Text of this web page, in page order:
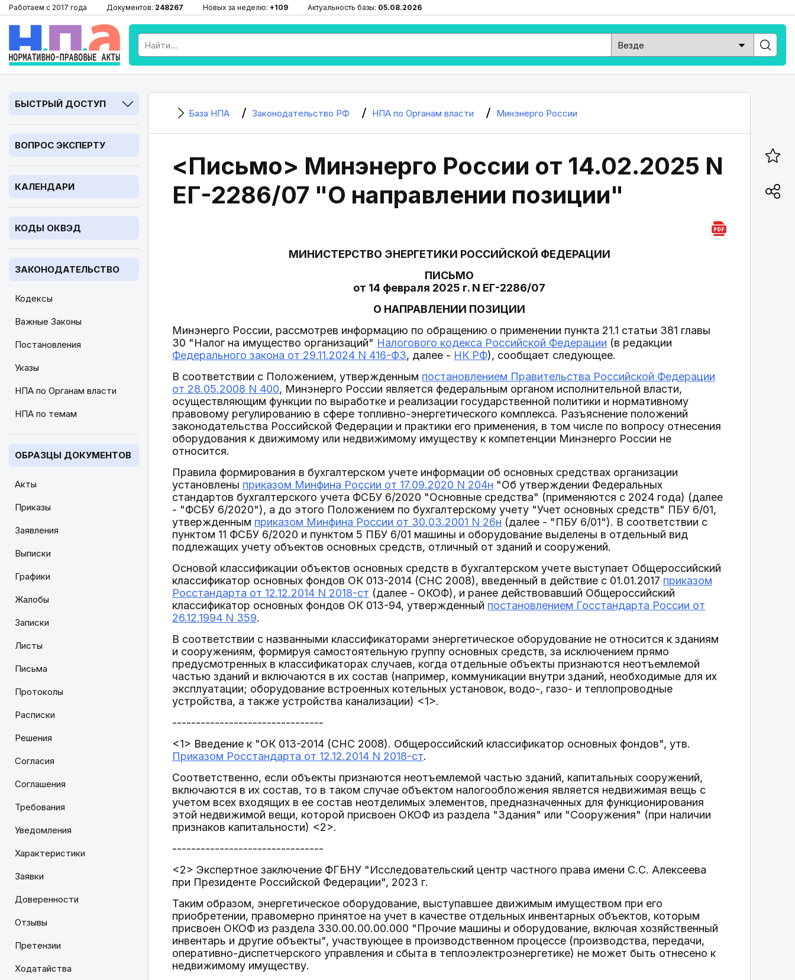
Работаем с 2017 года Документов: 248267 Новых за неделю: +109 Актуальность базы: 05.08.2026
БЫСТРЫЙ ДОСТУП
ВОПРОС ЭКСПЕРТУ
КАЛЕНДАРИ
КОДЫ ОКВЭД
ЗАКОНОДАТЕЛЬСТВО
Кодексы
Важные Законы
Постановления
Указы
НПА по Органам власти
НПА по темам
ОБРАЗЦЫ ДОКУМЕНТОВ
Акты
Приказы
Заявления
Выписки
Графики
Жалобы
Записки
Листы
Письма
Протоколы
Расписки
Решения
Согласия
Соглашения
Требования
Уведомления
Характеристики
Заявки
Доверенности
Отзывы
Претензии
Ходатайства
База НПА Законодательство РФ НПА по Органам власти Минэнерго России
<Письмо> Минэнерго России от 14.02.2025 N
ЕГ-2286/07 "О направлении позиции"
МИНИСТЕРСТВО ЭНЕРГЕТИКИ РОССИЙСКОЙ ФЕДЕРАЦИИ
ПИСЬМО
от 14 февраля 2025 г. N ЕГ-2286/07
О НАПРАВЛЕНИИ ПОЗИЦИИ
Минэнерго России, рассмотрев информацию по обращению о применении пункта 21.1 статьи 381 главы
30 "Налог на имущество организаций" Налогового кодекса Российской Федерации (в редакции
Федерального закона от 29.11.2024 N 416-ФЗ, далее - НК РФ), сообщает следующее.
В соответствии с Положением, утвержденным постановлением Правительства Российской Федерации
от 28.05.2008 N 400, Минэнерго России является федеральным органом исполнительной власти,
осуществляющим функции по выработке и реализации государственной политики и нормативному
правовому регулированию в сфере топливно-энергетического комплекса. Разъяснение положений
законодательства Российской Федерации и практики его применения, в том числе по вопросу отнесения
оборудования к движимому или недвижимому имуществу к компетенции Минэнерго России не
относится.
Правила формирования в бухгалтерском учете информации об основных средствах организации
установлены приказом Минфина России от 17.09.2020 N 204н "Об утверждении Федеральных
стандартов бухгалтерского учета ФСБУ 6/2020 "Основные средства" (применяются с 2024 года) (далее
- "ФСБУ 6/2020"), а до этого Положением по бухгалтерскому учету "Учет основных средств" ПБУ 6/01,
утвержденным приказом Минфина России от 30.03.2001 N 26н (далее - "ПБУ 6/01"). В соответствии с
пунктом 11 ФСБУ 6/2020 и пунктом 5 ПБУ 6/01 машины и оборудование выделены в отдельный вид
подлежащих учету объектов основных средств, отличный от зданий и сооружений.
Основой классификации объектов основных средств в бухгалтерском учете выступает Общероссийский
классификатор основных фондов ОК 013-2014 (СНС 2008), введенный в действие с 01.01.2017 приказом
Росстандарта от 12.12.2014 N 2018-ст (далее - ОКОФ), и ранее действовавший Общероссийский
классификатор основных фондов ОК 013-94, утвержденный постановлением Госстандарта России от
26.12.1994 N 359.
В соответствии с названными классификаторами энергетическое оборудование не относится к зданиям
и сооружениям, формируя самостоятельную группу основных средств, за исключением прямо
предусмотренных в классификаторах случаев, когда отдельные объекты признаются неотъемлемой
частью зданий и включаются в их состав (например, коммуникации внутри зданий, необходимые для их
эксплуатации; оборудование встроенных котельных установок, водо-, газо- и теплопроводные
устройства, а также устройства канализации) <1>.
--------------------------------
<1> Введение к "ОК 013-2014 (СНС 2008). Общероссийский классификатор основных фондов", утв.
Приказом Росстандарта от 12.12.2014 N 2018-ст.
Соответственно, если объекты признаются неотъемлемой частью зданий, капитальных сооружений,
включаются в их состав, то в таком случае объектом налогообложения является недвижимая вещь с
учетом всех входящих в ее состав неотделимых элементов, предназначенных для функционирования
этой недвижимой вещи, которой присвоен ОКОФ из раздела "Здания" или "Сооружения" (при наличии
признаков капитальности) <2>.
--------------------------------
<2> Экспертное заключение ФГБНУ "Исследовательский центр частного права имени С.С. Алексеева
при Президенте Российской Федерации", 2023 г.
Таким образом, энергетическое оборудование, выступавшее движимым имуществом при его
приобретении, правомерно принятое на учет в качестве отдельных инвентарных объектов, которым
присвоен ОКОФ из раздела 330.00.00.00.000 "Прочие машины и оборудование, включая хозяйственный
инвентарь и другие объекты", участвующее в производственном процессе (производства, передачи,
оперативно-диспетчерского управления и сбыта в теплоэлектроэнергетике) не может быть отнесено к
недвижимому имуществу.